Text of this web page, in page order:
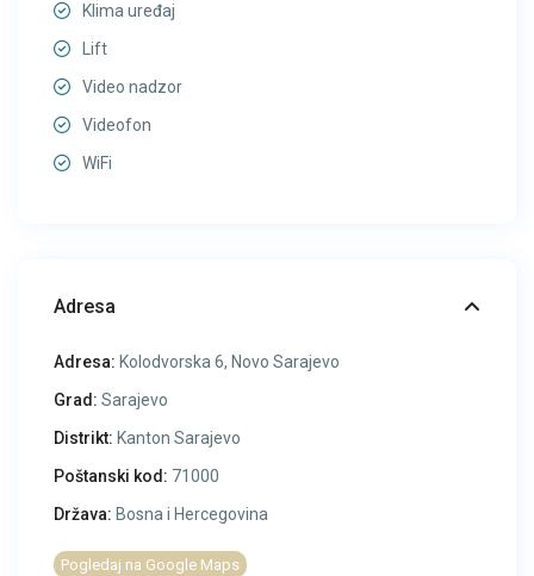
Klima uređaj
Lift
Video nadzor
Videofon
WiFi
Adresa
Adresa: Kolodvorska 6, Novo Sarajevo
Grad: Sarajevo
Distrikt: Kanton Sarajevo
Poštanski kod: 71000
Država: Bosna i Hercegovina
Pogledaj na Google Maps